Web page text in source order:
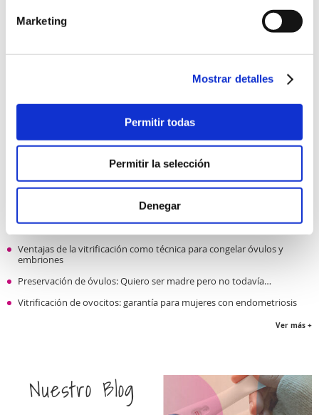
Marketing
Mostrar detalles
Permitir todas
Permitir la selección
Denegar
Vitrificación de óvulos
Ventajas de la vitrificación como técnica para congelar óvulos y
embriones
Preservación de óvulos: Quiero ser madre pero no todavía…
Vitrificación de ovocitos: garantía para mujeres con endometriosis
Ver más +
Nuestro Blog